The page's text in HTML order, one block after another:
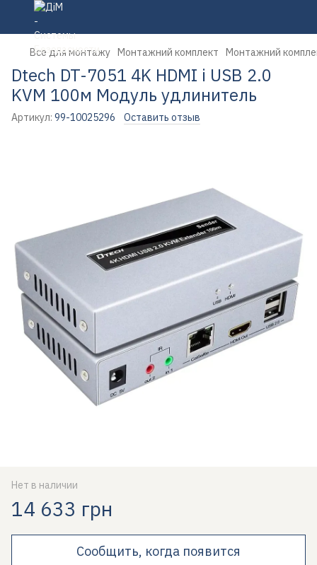
Все для монтажу Монтажний комплект Монтажний
Dtech DT-7051 4K HDMI і USB 2.0
KVM 100м Модуль удлинитель
Артикул: 99-10025296 Оставить отзыв
Нет в наличии
14 633 грн
Сообщить, когда появится